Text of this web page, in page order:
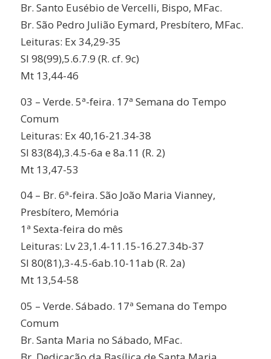
Br. Santo Eusébio de Vercelli, Bispo, MFac.
Br. São Pedro Julião Eymard, Presbítero, MFac.
Leituras: Ex 34,29-35
Sl 98(99),5.6.7.9 (R. cf. 9c)
Mt 13,44-46
03 – Verde. 5ª-feira. 17ª Semana do Tempo
Comum
Leituras: Ex 40,16-21.34-38
Sl 83(84),3.4.5-6a e 8a.11 (R. 2)
Mt 13,47-53
04 – Br. 6ª-feira. São João Maria Vianney,
Presbítero, Memória
1ª Sexta-feira do mês
Leituras: Lv 23,1.4-11.15-16.27.34b-37
Sl 80(81),3-4.5-6ab.10-11ab (R. 2a)
Mt 13,54-58
05 – Verde. Sábado. 17ª Semana do Tempo
Comum
Br. Santa Maria no Sábado, MFac.